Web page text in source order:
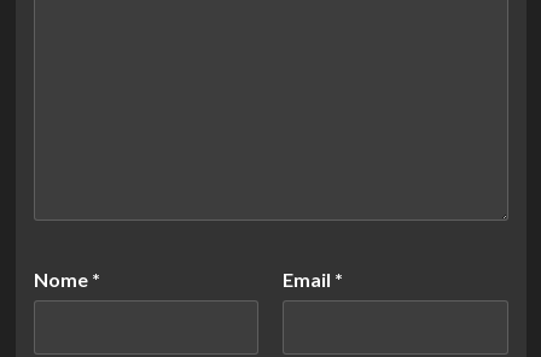
Nome * Email *